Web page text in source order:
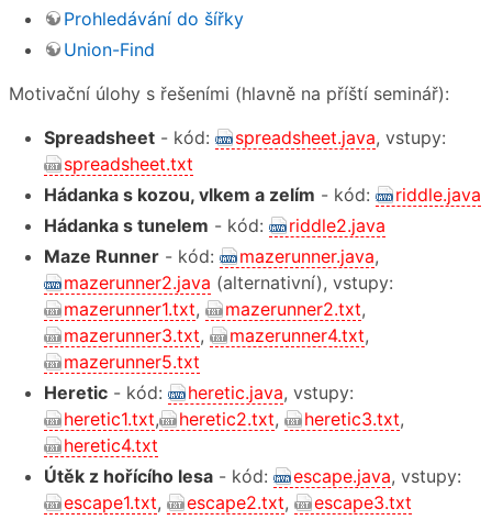
Prohledávání do šířky
Union-Find
Motivační úlohy s řešeními (hlavně na příští seminář):
Spreadsheet - kód: spreadsheet.java, vstupy:
spreadsheet.txt
Hádanka s kozou, vlkem a zelím - kód:
riddle.java
Hádanka s tunelem - kód:
riddle2.java
Maze Runner - kód: mazerunner.java,
mazerunner2.java (alternativní), vstupy:
mazerunner1.txt, mazerunner2.txt,
mazerunner3.txt, mazerunner4.txt,
mazerunner5.txt
Heretic - kód: heretic.java, vstupy:
heretic1.txt, heretic2.txt, heretic3.txt,
heretic4.txt
Útěk z hořícího lesa - kód: escape.java, vstupy:
escape1.txt, escape2.txt, escape3.txt